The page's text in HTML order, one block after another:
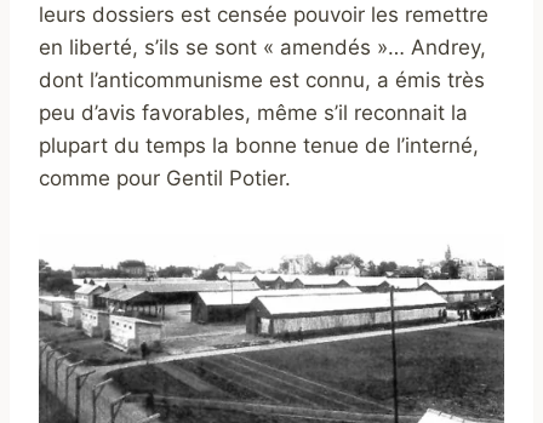
leurs dossiers est censée pouvoir les remettre
en liberté, s’ils se sont « amendés »… Andrey,
dont l’anticommunisme est connu, a émis très
peu d’avis favorables, même s’il reconnait la
plupart du temps la bonne tenue de l’interné,
comme pour Gentil Potier.